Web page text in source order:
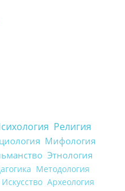
Религия
Мифология
Этнология
Методология
Искусство Археология